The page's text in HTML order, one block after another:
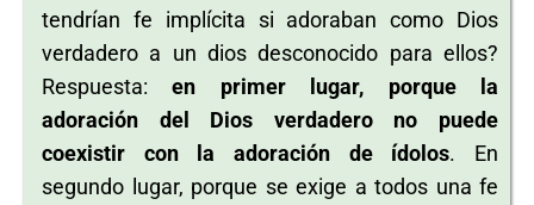
tendrían fe implícita si adoraban como Dios
verdadero a un dios desconocido para ellos?
Respuesta:en primer lugar, porque la
adoración del Dios verdadero no puede
coexistir con la adoración de ídolos. En
segundo lugar, porque se exige a todos una fe